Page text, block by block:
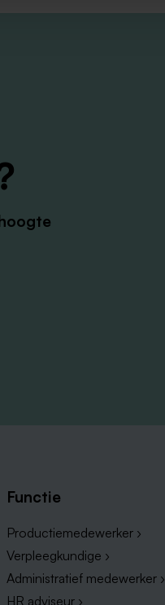
Functie
Productiemedewerker ›
Verpleegkundige ›
Administratief medewerker ›
HR adviseur ›